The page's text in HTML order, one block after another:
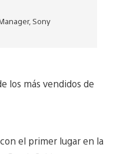
Sony
los más vendidos de
el primer lugar en la